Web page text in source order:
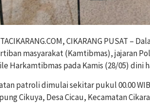
CIKARANG PUSAT –
masyarakat (Kamtibmas), jajaran
Harkamtibmas pada Kamis (28/05) dini
patroli dimulai sekitar pukul 00.00
Cikuya, Desa Cicau, Kecamatan